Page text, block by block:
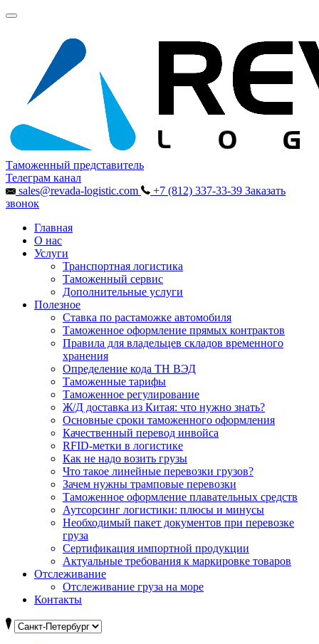
Таможенный представитель
Телеграм канал
sales@revada-logistic.com
+7 (812) 337-33-39 Заказать
звонок
Главная
О нас
Услуги
Транспортная логистика
Таможенный сервис
Дополнительные услуги
Полезное
Ставка по растаможке автомобиля
Таможенное оформление прямых контрактов
Правила для владельцев складов временного
хранения
Определение кода ТН ВЭД
Таможенные тарифы
Таможенное регулирование
Ж/Д доставка из Китая: что нужно знать?
Основные сроки таможенного оформления
Качественный перевод инвойса
RFID-метки в логистике
Как не надо возить грузы
Что такое линейные перевозки грузов?
Зачем нужны трамповые перевозки
Таможенное оформление плавательных средств
Аутсорсинг логистики: плюсы и минусы
Необходимый пакет документов при перевозке
груза
Cертификация импортной продукции
Актуальные требования к маркировке товаров
Отслеживание
Отслеживание груза на море
Контакты